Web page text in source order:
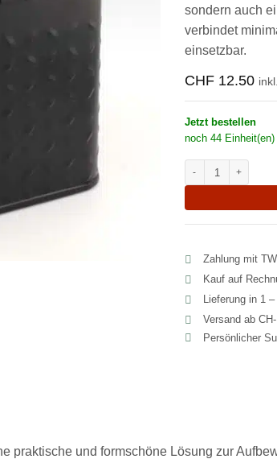
sondern auch
verbindet
einsetzbar.
CHF 12.50
Jetzt bestellen
noch 44
Zahlung mit
Kauf auf
Lieferung in 1
Versand ab
Persönlicher
praktische und formschöne Lösung zur